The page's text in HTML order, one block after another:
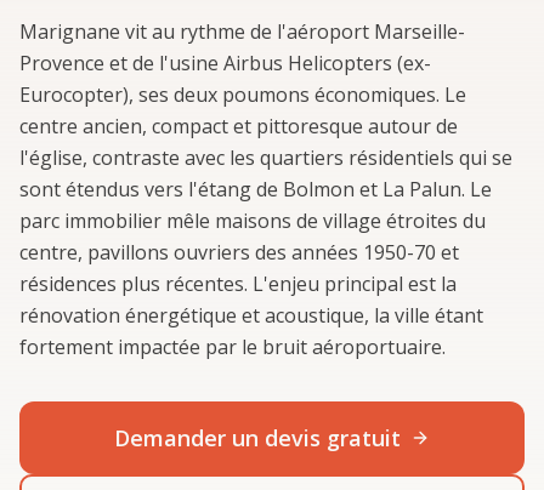
Marignane vit au rythme de l'aéroport Marseille-
Provence et de l'usine Airbus Helicopters (ex-
Eurocopter), ses deux poumons économiques. Le
centre ancien, compact et pittoresque autour de
l'église, contraste avec les quartiers résidentiels qui se
sont étendus vers l'étang de Bolmon et La Palun. Le
parc immobilier mêle maisons de village étroites du
centre, pavillons ouvriers des années 1950-70 et
résidences plus récentes. L'enjeu principal est la
rénovation énergétique et acoustique, la ville étant
fortement impactée par le bruit aéroportuaire.
Demander un devis gratuit